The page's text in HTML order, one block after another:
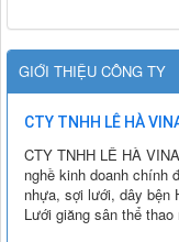
GIỚI THIỆU CÔNG TY
CTY TNHH LÊ HÀ
CTY TNHH LÊ HÀ
nghề kinh doanh chính
nhựa, sợi lưới, dây
Lưới giăng sân thể